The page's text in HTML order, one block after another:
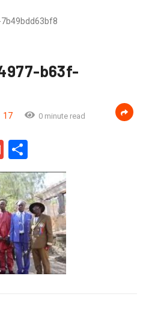
b63f-
17 0 minute read
Gmail